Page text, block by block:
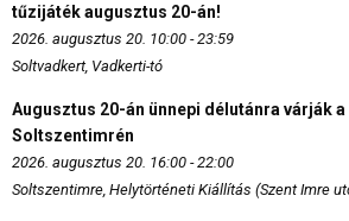
tűzijáték augusztus 20-án!
2026. augusztus 20. 10:00 - 23:59
Soltvadkert, Vadkerti-tó
Augusztus 20-án ünnepi délutánra várják
Soltszentimrén
2026. augusztus 20. 16:00 - 22:00
Soltszentimre, Helytörténeti Kiállítás (Szent Imre